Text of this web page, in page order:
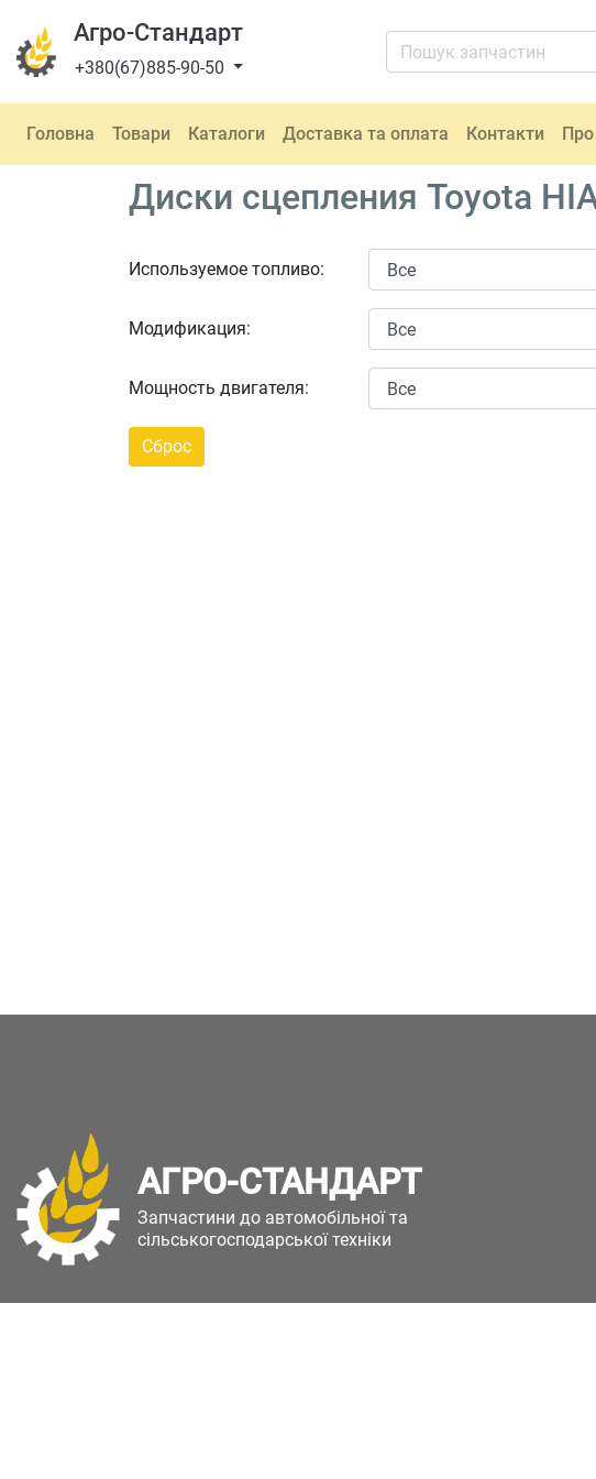
Агро-Стандарт
+380(67)885-90-50
Головна Товари Каталоги Доставка та оплата Контакти
Диски сцепления Toyota
Используемое топливо:
Модификация:
Мощность двигателя:
АГРО-СТАНДАРТ
Запчастини до автомобільної та
сільськогосподарської техніки